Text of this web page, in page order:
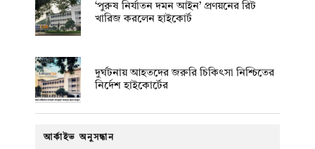
‘পুরুষ নির্যাতন দমন আইন’ প্রণয়নের রিট
খারিজ করলেন হাইকোর্ট
দুর্ঘটনায় আহতদের জরুরি চিকিৎসা নিশ্চিতের
নির্দেশ হাইকোর্টের
আর্কাইভ অনুসন্ধান